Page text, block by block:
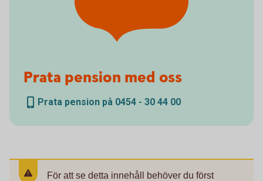
Prata pension med oss
Prata pension på 0454 - 30 44 00
För att se detta innehåll behöver du först